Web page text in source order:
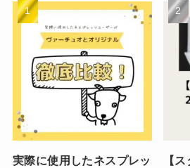
実際に使用したネスプレッ
【